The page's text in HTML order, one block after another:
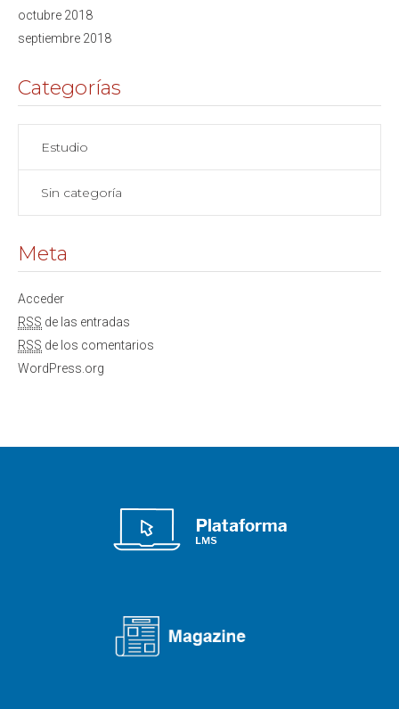
octubre 2018
septiembre 2018
Categorías
Estudio
Sin categoría
Meta
Acceder
RSS de las entradas
RSS de los comentarios
WordPress.org